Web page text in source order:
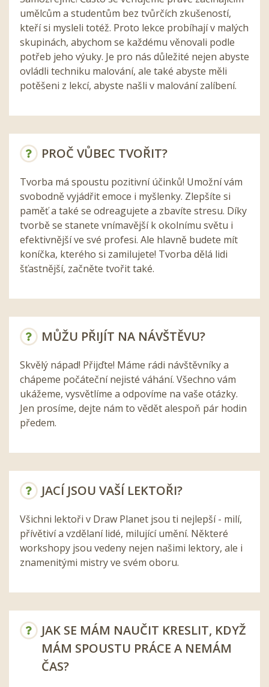
umělcům a studentům bez tvůrčích zkušeností,
kteří si mysleli totéž. Proto lekce probíhají v malých
skupinách, abychom se každému věnovali podle
potřeb jeho výuky. Je pro nás důležité nejen abyste
ovládli techniku malování, ale také abyste měli
potěšeni z lekcí, abyste našli v malování zalíbení.
PROČ VŮBEC TVOŘIT?
Tvorba má spoustu pozitivní účinků! Umožní vám
svobodně vyjádřit emoce i myšlenky. Zlepšíte si
paměť a také se odreagujete a zbavíte stresu. Díky
tvorbě se stanete vnímavější k okolnímu světu i
efektivnější ve své profesi. Ale hlavně budete mít
koníčka, kterého si zamilujete! Tvorba dělá lidi
šťastnější, začněte tvořit také.
MŮŽU PŘIJÍT NA NÁVŠTĚVU?
Skvělý nápad! Přijďte! Máme rádi návštěvníky a
chápeme počáteční nejisté váhání. Všechno vám
ukážeme, vysvětlíme a odpovíme na vaše otázky.
Jen prosíme, dejte nám to vědět alespoň pár hodin
předem.
JACÍ JSOU VAŠÍ LEKTOŘI?
Všichni lektoři v Draw Planet jsou ti nejlepší - milí,
přívětiví a vzdělaní lidé, milující umění. Některé
workshopy jsou vedeny nejen našimi lektory, ale i
znamenitými mistry ve svém oboru.
JAK SE MÁM NAUČIT KRESLIT, KDYŽ
MÁM SPOUSTU PRÁCE A NEMÁM
ČAS?